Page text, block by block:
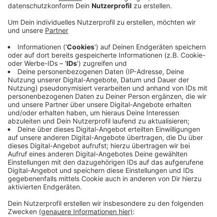
Anzeige
Ab Montag (21.10.) ist das Parken und Halten in der
Sebastian-Kneipp-Straße und am Charleviller Platz
verboten. Ab Dienstag darf dann nicht mehr am
Annaturmplatz und den angrenzenden Straßen geparkt
werden und ab Mittwoch sind dann auch der alte
Markt und teilweise die Carman- und
Sebastianusstraße Halteverbotszonen.
Die Stadt Euskirchen staffelt die Verbotszonen
absichtlich, so sollen so lange wie möglich noch genug
Parkplätze in der Stadt vorhanden bleiben. Wer sich
nicht an die Verbotszonen hält, wird laut der Stadt
abgeschleppt.
Anzeige